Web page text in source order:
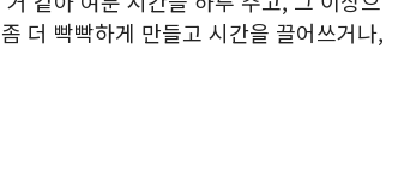
더 빡빡하게 만들고 시간을 끌어쓰거나,